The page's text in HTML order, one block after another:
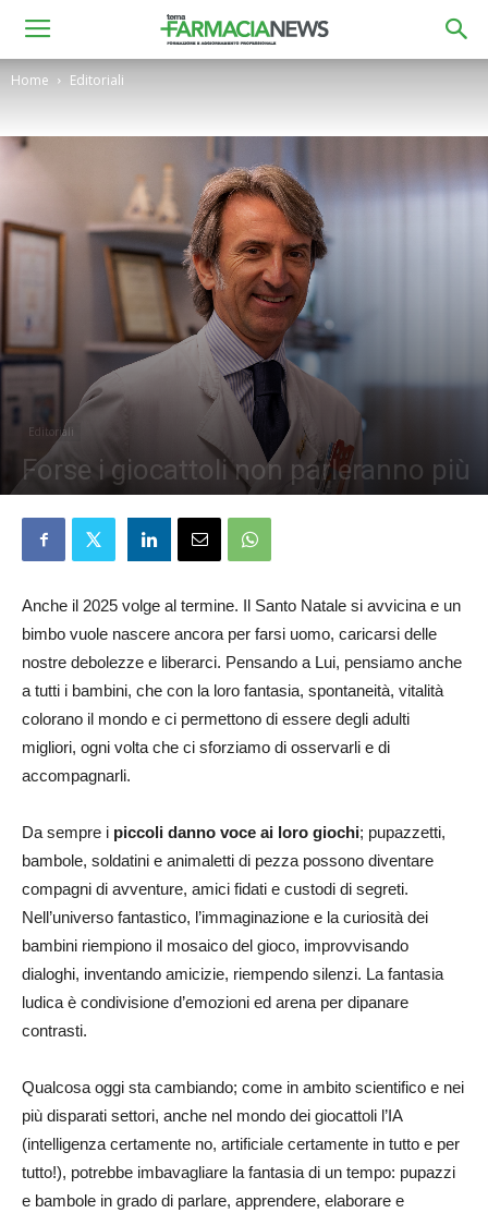
Home Editoriali
Editoriali
Forse i giocattoli non parleranno più
Anche il 2025 volge al termine. Il Santo Natale si avvicina e un
bimbo vuole nascere ancora per farsi uomo, caricarsi delle
nostre debolezze e liberarci. Pensando a Lui, pensiamo anche
a tutti i bambini, che con la loro fantasia, spontaneità, vitalità
colorano il mondo e ci permettono di essere degli adulti
migliori, ogni volta che ci sforziamo di osservarli e di
accompagnarli.
Da sempre i piccoli danno voce ai loro giochi; pupazzetti,
bambole, soldatini e animaletti di pezza possono diventare
compagni di avventure, amici fidati e custodi di segreti.
Nell’universo fantastico, l’immaginazione e la curiosità dei
bambini riempiono il mosaico del gioco, improvvisando
dialoghi, inventando amicizie, riempendo silenzi. La fantasia
ludica è condivisione d’emozioni ed arena per dipanare
contrasti.
Qualcosa oggi sta cambiando; come in ambito scientifico e nei
più disparati settori, anche nel mondo dei giocattoli l’IA
(intelligenza certamente no, artificiale certamente in tutto e per
tutto!), potrebbe imbavagliare la fantasia di un tempo: pupazzi
e bambole in grado di parlare, apprendere, elaborare e